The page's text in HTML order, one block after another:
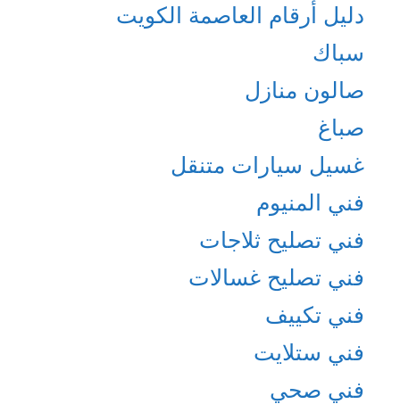
دليل أرقام العاصمة الكويت
سباك
صالون منازل
صباغ
غسيل سيارات متنقل
فني المنيوم
فني تصليح ثلاجات
فني تصليح غسالات
فني تكييف
فني ستلايت
فني صحي